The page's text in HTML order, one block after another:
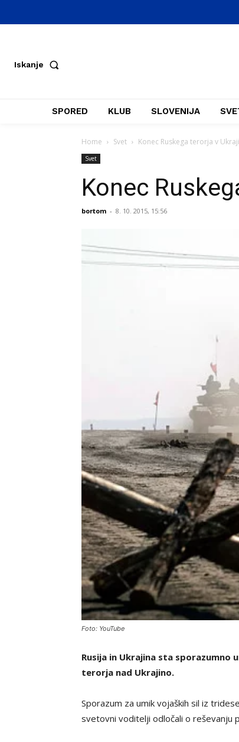
Iskanje
SPORED KLUB SLOVENIJA
Home Svet Konec Ruskega terorja v
Svet
Konec
bortom - 8. 10. 2015, 15:56
Foto: YouTube
Rusija in Ukrajina sta
terorja nad Ukrajino.
Sporazum za umik vojaških sil iz
svetovni voditelji odločali o reševanju